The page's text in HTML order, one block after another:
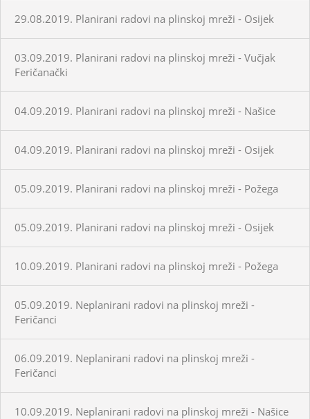
29.08.2019. Planirani radovi na plinskoj mreži - Osijek
03.09.2019. Planirani radovi na plinskoj mreži - Vučjak
Feričanački
04.09.2019. Planirani radovi na plinskoj mreži - Našice
04.09.2019. Planirani radovi na plinskoj mreži - Osijek
05.09.2019. Planirani radovi na plinskoj mreži - Požega
05.09.2019. Planirani radovi na plinskoj mreži - Osijek
10.09.2019. Planirani radovi na plinskoj mreži - Požega
05.09.2019. Neplanirani radovi na plinskoj mreži -
Feričanci
06.09.2019. Neplanirani radovi na plinskoj mreži -
Feričanci
10.09.2019. Neplanirani radovi na plinskoj mreži - Našice